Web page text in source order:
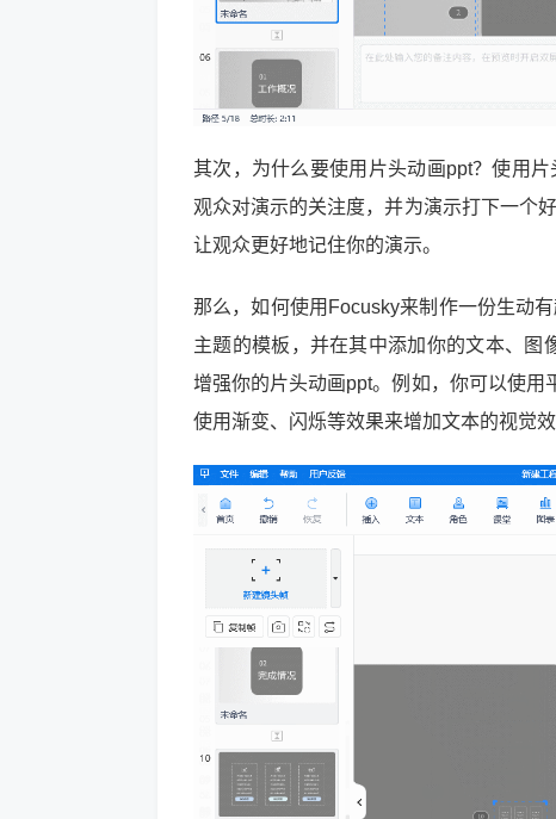
其次，为什么要使用片头动画ppt？使用
观众对演示的关注度，并为演示打下一个
让观众更好地记住你的演示。
那么，如何使用Focusky来制作一份生动
主题的模板，并在其中添加你的文本、图
增强你的片头动画ppt。例如，你可以使
使用渐变、闪烁等效果来增加文本的视觉效